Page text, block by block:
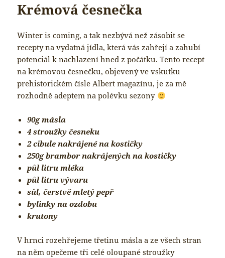
Krémová česnečka
Winter is coming, a tak nezbývá než zásobit se
recepty na vydatná jídla, která vás zahřejí a zahubí
potenciál k nachlazení hned z počátku. Tento recept
na krémovou česnečku, objevený ve vskutku
prehistorickém čísle Albert magazínu, je za mě
rozhodně adeptem na polévku sezony
90g másla
4 stroužky česneku
2 cibule nakrájené na kostičky
250g brambor nakrájených na kostičky
půl litru mléka
půl litru vývaru
sůl, čerstvě mletý pepř
bylinky na ozdobu
krutony
V hrnci rozehřejeme třetinu másla a ze všech stran
na něm opečeme tři celé oloupané stroužky